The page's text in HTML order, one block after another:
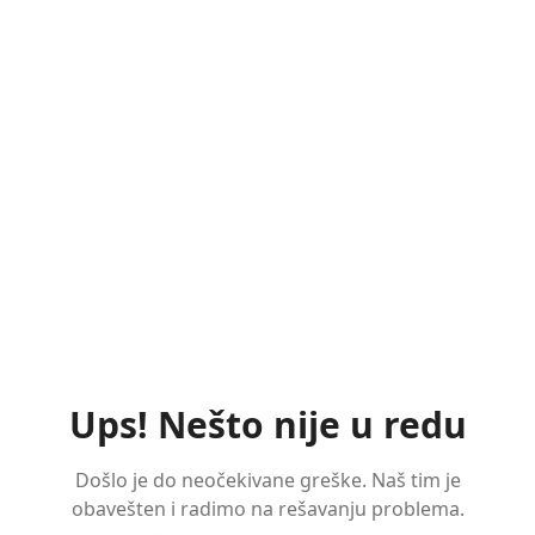
Ups! Nešto nije u redu
Došlo je do neočekivane greške. Naš tim je
obavešten i radimo na rešavanju problema.